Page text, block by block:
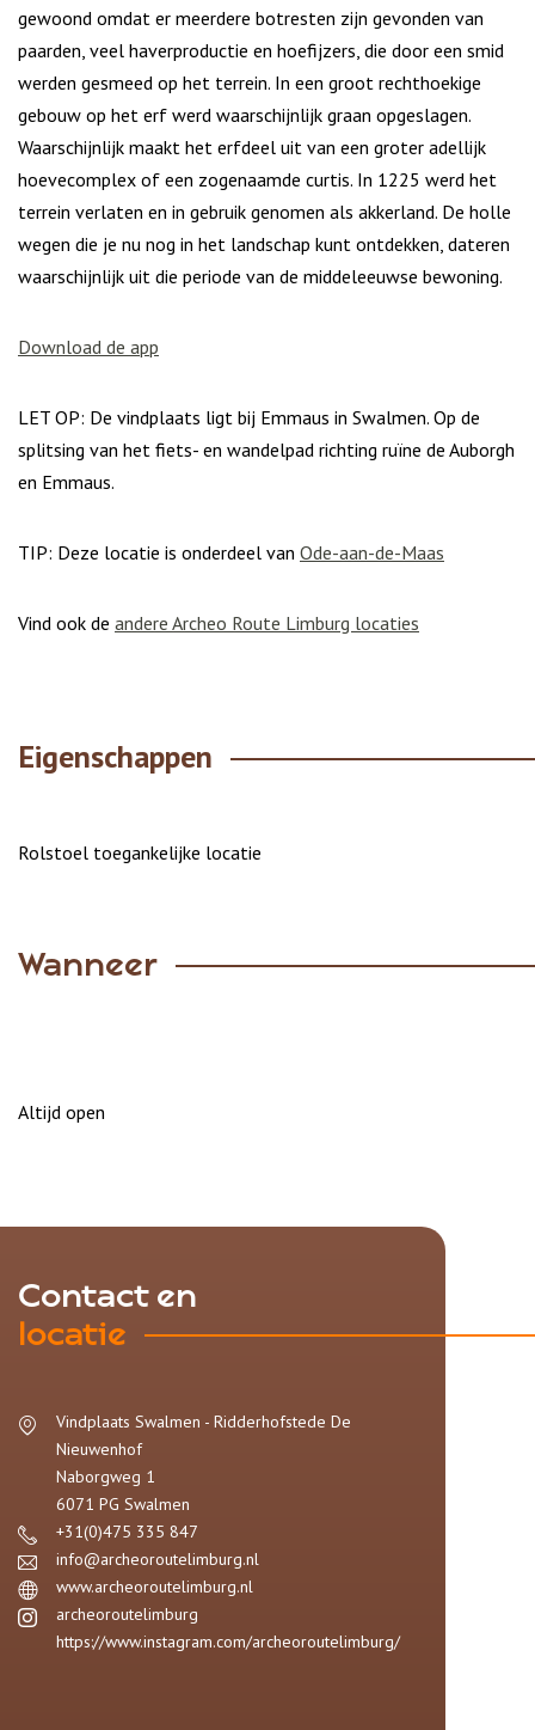
gewoond omdat er meerdere botresten zijn gevonden van
paarden, veel haverproductie en hoefijzers, die door een smid
werden gesmeed op het terrein. In een groot rechthoekige
gebouw op het erf werd waarschijnlijk graan opgeslagen.
Waarschijnlijk maakt het erfdeel uit van een groter adellijk
hoevecomplex of een zogenaamde curtis. In 1225 werd het
terrein verlaten en in gebruik genomen als akkerland. De holle
wegen die je nu nog in het landschap kunt ontdekken, dateren
waarschijnlijk uit die periode van de middeleeuwse bewoning.
Download de app
LET OP: De vindplaats ligt bij Emmaus in Swalmen. Op de
splitsing van het fiets- en wandelpad richting ruïne de Auborgh
en Emmaus.
TIP: Deze locatie is onderdeel van Ode-aan-de-Maas
Vind ook de andere Archeo Route Limburg locaties
Eigenschappen
Rolstoel toegankelijke locatie
Wanneer
Altijd open
Contact en
locatie
Vindplaats Swalmen - Ridderhofstede De
Nieuwenhof
Naborgweg 1
6071 PG Swalmen
+31(0)475 335 847
info@archeoroutelimburg.nl
www.archeoroutelimburg.nl
archeoroutelimburg
https://www.instagram.com/archeoroutelimburg/